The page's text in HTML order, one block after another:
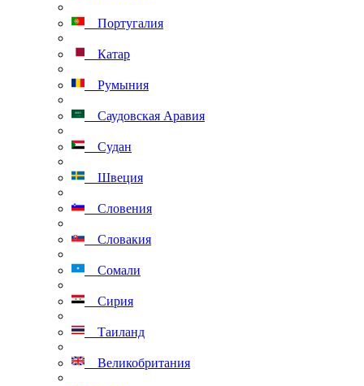
Португалия
Катар
Румыния
Саудовская Аравия
Судан
Швеция
Словения
Словакия
Сомали
Сирия
Таиланд
Великобритания